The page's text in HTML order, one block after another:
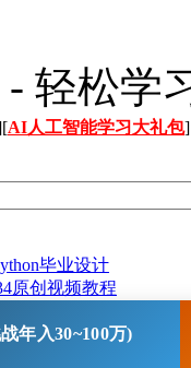
- 轻松学
AI人工智能学习大礼包]
毕业设计
原创视频教程
年入30~100万)